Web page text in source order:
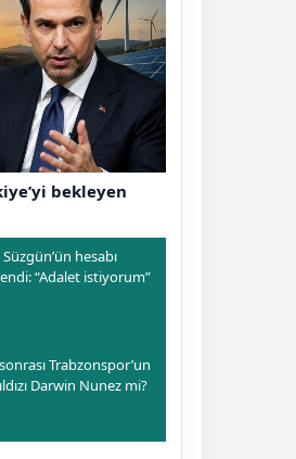
bekleyen
hesabı
“Adalet istiyorum”
Trabzonspor’un
Darwin Nunez mi?